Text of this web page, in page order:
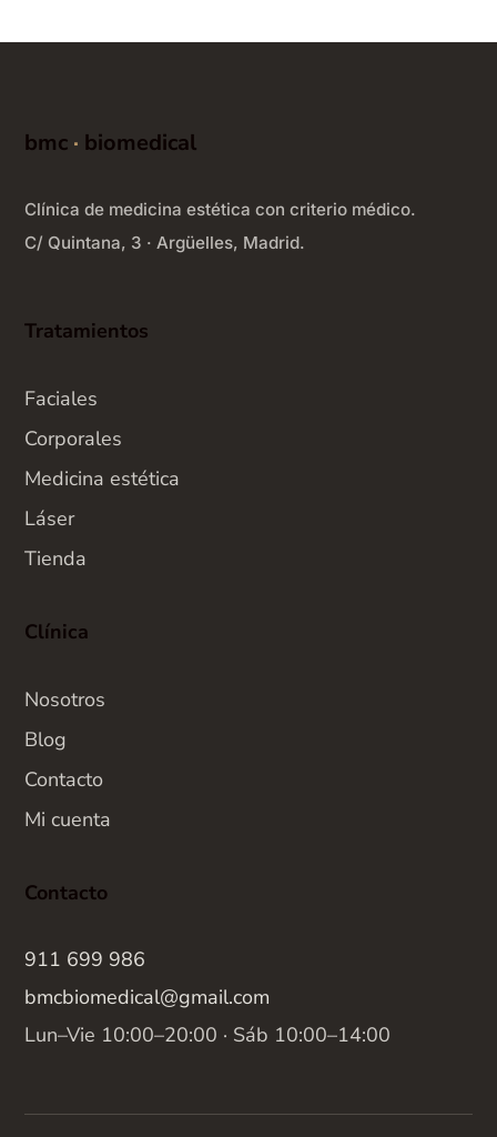
bmc · biomedical
Clínica de medicina estética con criterio médico.
C/ Quintana, 3 · Argüelles, Madrid.
Tratamientos
Faciales
Corporales
Medicina estética
Láser
Tienda
Clínica
Nosotros
Blog
Contacto
Mi cuenta
Contacto
911 699 986
bmcbiomedical@gmail.com
Lun–Vie 10:00–20:00 · Sáb 10:00–14:00